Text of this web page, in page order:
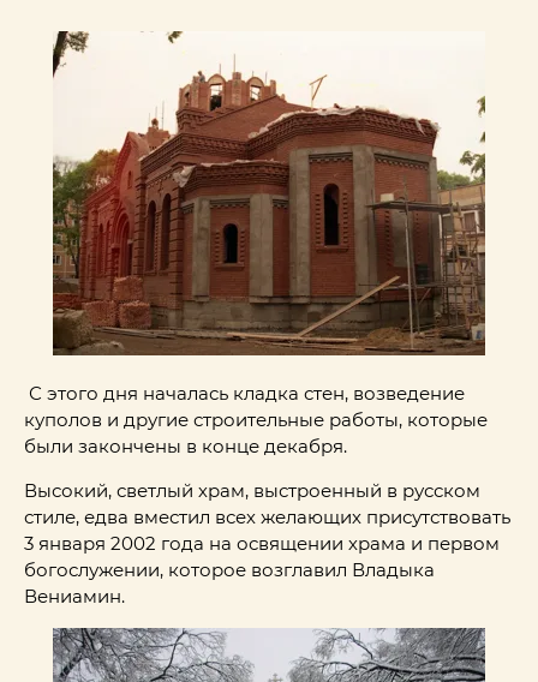
С этого дня началась кладка стен, возведение
куполов и другие строительные работы, которые
были закончены в конце декабря.
Высокий, светлый храм, выстроенный в русском
стиле, едва вместил всех желающих присутствовать
3 января 2002 года на освящении храма и первом
богослужении, которое возглавил Владыка
Вениамин.